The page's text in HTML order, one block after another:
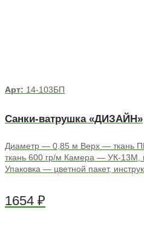
Арт: 14-103БП
Санки-ватрушка «ДИЗАЙН»
Диаметр — 0,85 м Верх — ткань
ткань 600 гр/м Камера — УК-13М,
Упаковка — цветной пакет,
1654 ₽